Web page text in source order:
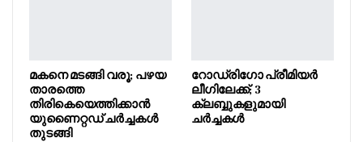
മകനെ മടങ്ങി വരൂ; പഴയ
താരത്തെ
തിരികെയെത്തിക്കാൻ
യുണൈറ്റഡ് ചർച്ചകൾ
തുടങ്ങി
റോഡ്രിഗോ പ്രീമിയർ
ലീഗിലേക്ക്; 3
ക്ലബ്ബുകളുമായി
ചർച്ചകൾ